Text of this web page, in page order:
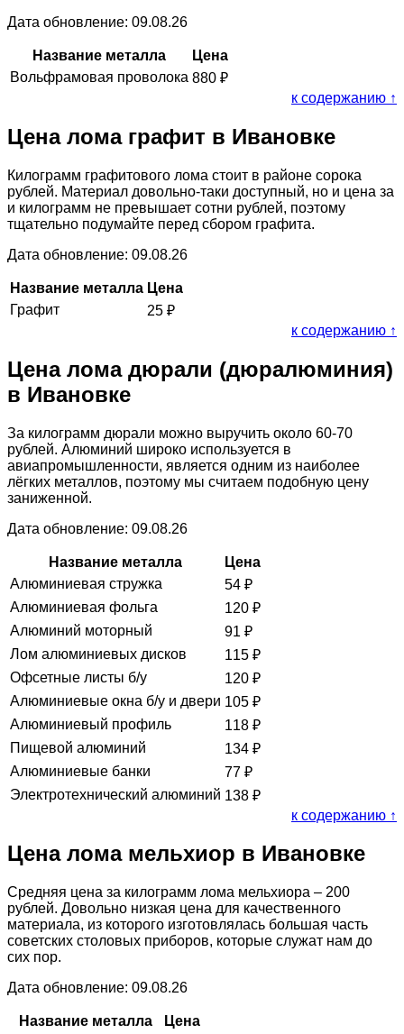
Дата обновление: 09.08.26
Название металла
Цена
Вольфрамовая проволока 880 ₽
к содержанию ↑
Цена лома графит в Ивановке
Килограмм графитового лома стоит в районе сорока
рублей. Материал довольно-таки доступный, но и цена за
и килограмм не превышает сотни рублей, поэтому
тщательно подумайте перед сбором графита.
Дата обновление: 09.08.26
Название металла Цена
Графит
25 ₽
к содержанию ↑
Цена лома дюрали (дюралюминия)
в Ивановке
За килограмм дюрали можно выручить около 60-70
рублей. Алюминий широко используется в
авиапромышленности, является одним из наиболее
лёгких металлов, поэтому мы считаем подобную цену
заниженной.
Дата обновление: 09.08.26
Название металла
Цена
Алюминиевая стружка
54 ₽
Алюминиевая фольга
120 ₽
Алюминий моторный
91 ₽
Лом алюминиевых дисков
115 ₽
Офсетные листы б/у
120 ₽
Алюминиевые окна б/у и двери 105 ₽
Алюминиевый профиль
118 ₽
Пищевой алюминий
134 ₽
Алюминиевые банки
77 ₽
Электротехнический алюминий 138 ₽
к содержанию ↑
Цена лома мельхиор в Ивановке
Средняя цена за килограмм лома мельхиора – 200
рублей. Довольно низкая цена для качественного
материала, из которого изготовлялась большая часть
советских столовых приборов, которые служат нам до
сих пор.
Дата обновление: 09.08.26
Название металла
Цена